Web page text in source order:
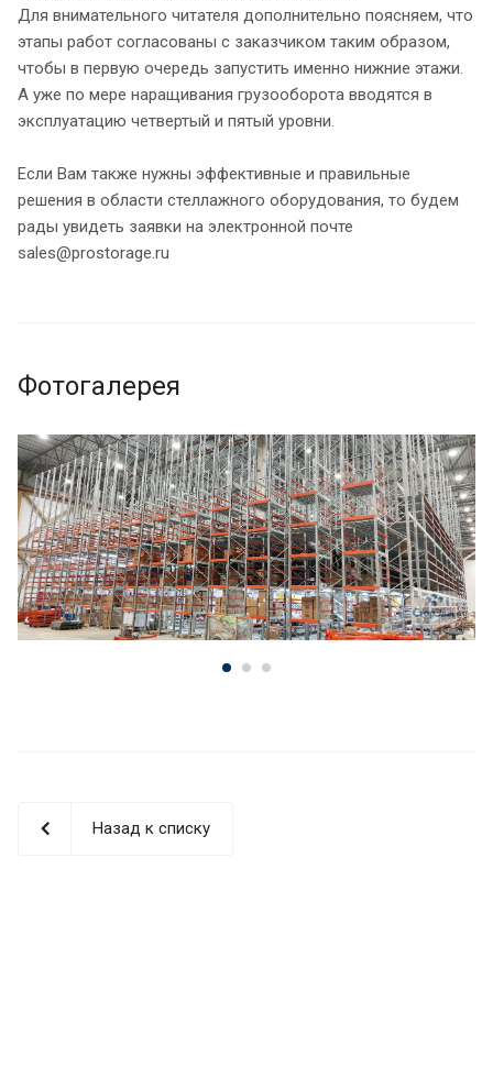
Для внимательного читателя дополнительно поясняем, что
этапы работ согласованы с заказчиком таким образом,
чтобы в первую очередь запустить именно нижние этажи.
А уже по мере наращивания грузооборота вводятся в
эксплуатацию четвертый и пятый уровни.
Если Вам также нужны эффективные и правильные
решения в области стеллажного оборудования, то будем
рады увидеть заявки на электронной почте
sales@prostorage.ru
Фотогалерея
Назад к списку